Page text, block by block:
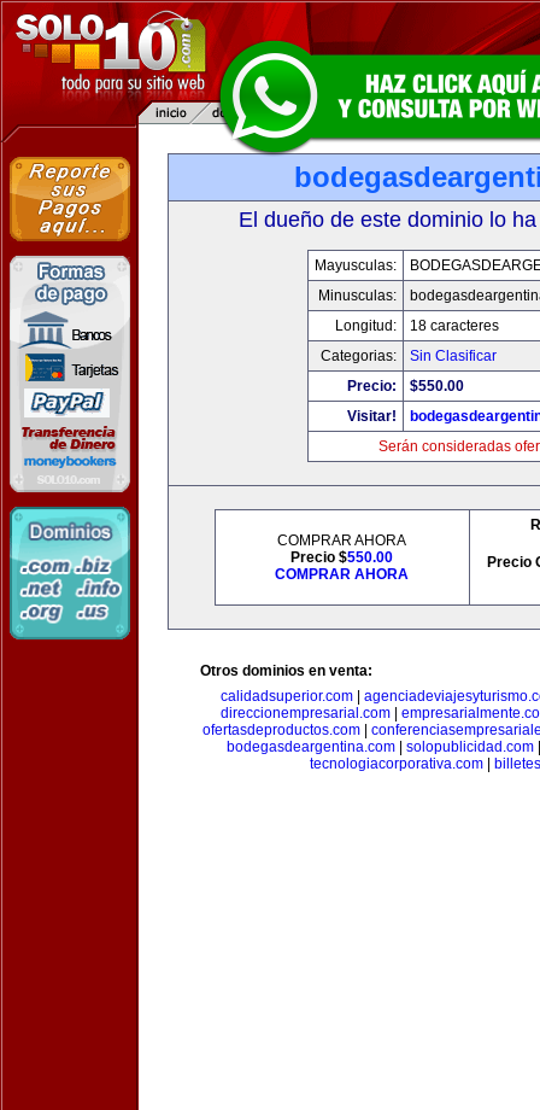
El dueño de este dominio lo
Mayusculas:
Minusculas:
Longitud:
18 caracteres
Categorias:
Sin Clasificar
Precio:
$550.00
Visitar!
Serán consideradas
COMPRAR AHORA
Precio $550.00
COMPRAR AHORA
Precio
Otros dominios en venta:
calidadsuperior.com|
direccionempresarial.com
ofertasdeproductos.com|
bodegasdeargentina.com| solopublicidad.com
tecnologiacorporativa.com